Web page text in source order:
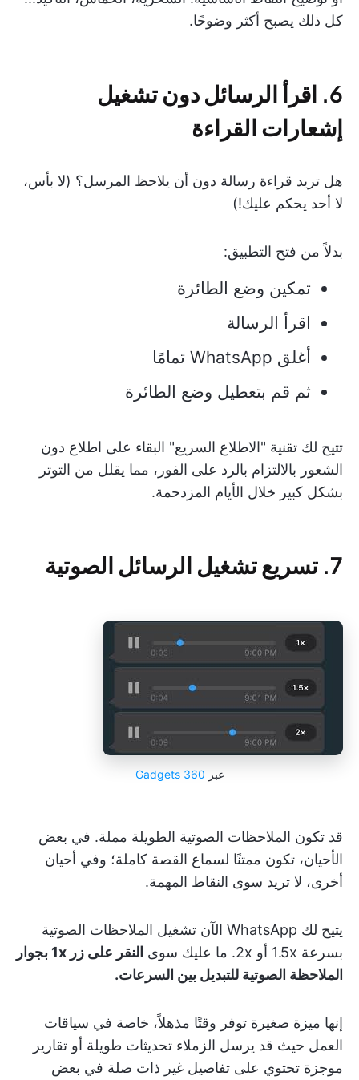
كل ذلك يصبح أكثر وضوحًا.
6. اقرأ الرسائل دون تشغيل
إشعارات القراءة
هل تريد قراءة رسالة دون أن يلاحظ المرسل؟ (لا بأس،
لا أحد يحكم عليك!)
بدلاً من فتح التطبيق:
تمكين وضع الطائرة
اقرأ الرسالة
أغلق WhatsApp تمامًا
ثم قم بتعطيل وضع الطائرة
تتيح لك تقنية "الاطلاع السريع" البقاء على اطلاع دون
الشعور بالالتزام بالرد على الفور، مما يقلل من التوتر
بشكل كبير خلال الأيام المزدحمة.
7. تسريع تشغيل الرسائل الصوتية
عبر Gadgets 360
قد تكون الملاحظات الصوتية الطويلة مملة. في بعض
الأحيان، تكون ممتنًا لسماع القصة كاملة؛ وفي أحيان
أخرى، لا تريد سوى النقاط المهمة.
يتيح لك WhatsApp الآن تشغيل الملاحظات الصوتية
بسرعة 1.5x أو 2x. ما عليك سوى
النقر على زر 1x بجوار
الملاحظة الصوتية للتبديل بين السرعات.
إنها ميزة صغيرة توفر وقتًا مذهلاً، خاصة في سياقات
العمل حيث قد يرسل الزملاء تحديثات طويلة أو تقارير
موجزة تحتوي على تفاصيل غير ذات صلة في بعض